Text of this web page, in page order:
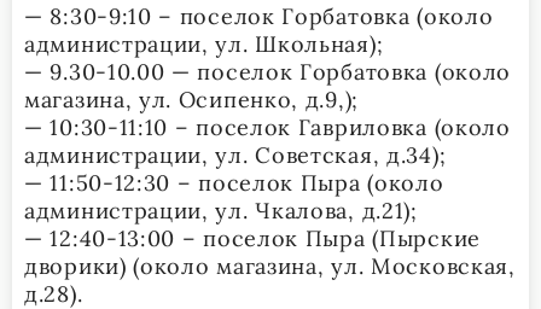
— 8:30-9:10 – поселок Горбатовка (около
администрации, ул. Школьная);
— 9.30-10.00 — поселок Горбатовка (около
магазина, ул. Осипенко, д.9,);
— 10:30-11:10 – поселок Гавриловка (около
администрации, ул. Советская, д.34);
— 11:50-12:30 – поселок Пыра (около
администрации, ул. Чкалова, д.21);
— 12:40-13:00 – поселок Пыра (Пырские
дворики) (около магазина, ул. Московская,
д.28).